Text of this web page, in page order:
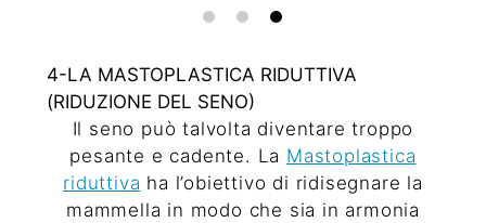
4-LA MASTOPLASTICA RIDUTTIVA
(RIDUZIONE DEL SENO)
Il seno può talvolta diventare troppo
pesante e cadente. La Mastoplastica
riduttiva ha l’obiettivo di ridisegnare la
mammella in modo che sia in armonia